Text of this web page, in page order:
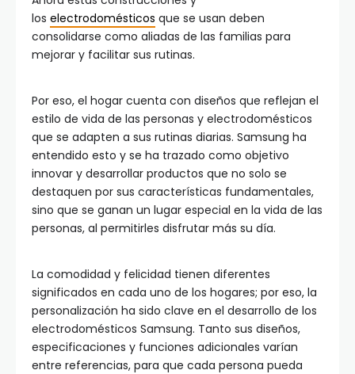
los electrodomésticos que se usan deben
consolidarse como aliadas de las familias para
mejorar y facilitar sus rutinas.
Por eso, el hogar cuenta con diseños que reflejan el
estilo de vida de las personas y electrodomésticos
que se adapten a sus rutinas diarias. Samsung ha
entendido esto y se ha trazado como objetivo
innovar y desarrollar productos que no solo se
destaquen por sus características fundamentales,
sino que se ganan un lugar especial en la vida de las
personas, al permitirles disfrutar más su día.
La comodidad y felicidad tienen diferentes
significados en cada uno de los hogares; por eso, la
personalización ha sido clave en el desarrollo de los
electrodomésticos Samsung. Tanto sus diseños,
especificaciones y funciones adicionales varían
entre referencias, para que cada persona pueda